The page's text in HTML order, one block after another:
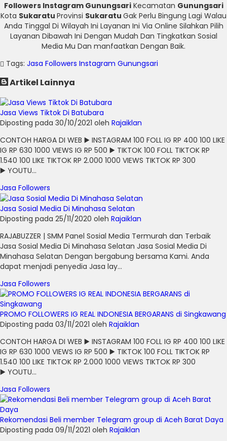
Followers Instagram GunungsariKecamatan Gunungsari
Kota Sukaratu Provinsi Sukaratu Gak Perlu Bingung Lagi Walau
Anda Tinggal Di Wilayah Ini Layanan Ini Via Online Silahkan Pilih
Layanan Dibawah Ini Dengan Mudah Dan Tingkatkan Sosial
Media Mu Dan manfaatkan Dengan Baik.
Tags: Jasa Followers Instagram Gunungsari
Artikel Lainnya
Jasa Views Tiktok Di Batubara
Diposting pada 30/10/2021 oleh Rajaiklan
CONTOH HARGA DI WEB ▶️ INSTAGRAM 100 FOLL IG RP 400 100 LIKE
IG RP 630 1000 VIEWS IG RP 500 ▶️ TIKTOK 100 FOLL TIKTOK RP
1.540 100 LIKE TIKTOK RP 2.000 1000 VIEWS TIKTOK RP 300
▶️ YOUTU...
Jasa Followers
Jasa Sosial Media Di Minahasa Selatan
Diposting pada 25/11/2020 oleh Rajaiklan
RAJABUZZER | SMM Panel Sosial Media Termurah dan Terbaik
Jasa Sosial Media Di Minahasa Selatan Jasa Sosial Media Di
Minahasa Selatan Dengan bergabung bersama Kami. Anda
dapat menjadi penyedia Jasa lay...
Jasa Followers
PROMO FOLLOWERS IG REAL INDONESIA BERGARANS di Singkawang
Diposting pada 03/11/2021 oleh Rajaiklan
CONTOH HARGA DI WEB ▶️ INSTAGRAM 100 FOLL IG RP 400 100 LIKE
IG RP 630 1000 VIEWS IG RP 500 ▶️ TIKTOK 100 FOLL TIKTOK RP
1.540 100 LIKE TIKTOK RP 2.000 1000 VIEWS TIKTOK RP 300
▶️ YOUTU...
Jasa Followers
Rekomendasi Beli member Telegram group di Aceh Barat Daya
Diposting pada 09/11/2021 oleh Rajaiklan